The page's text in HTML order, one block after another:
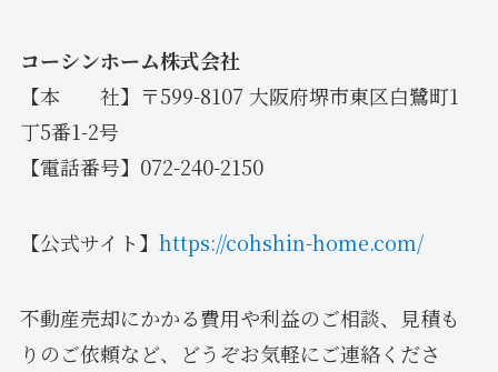
コーシンホーム株式会社
【本 社】〒599-8107 大阪府堺市東区白鷺町1
丁5番1-2号
【電話番号】072-240-2150
【公式サイト】 https://cohshin-home.com/
不動産売却にかかる費用や利益のご相談、見積も
りのご依頼など、どうぞお気軽にご連絡くださ